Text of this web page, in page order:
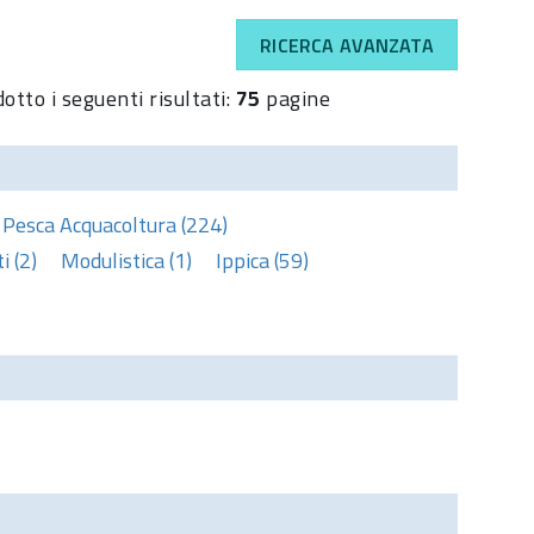
RICERCA AVANZATA
i seguenti risultati: 75 pagine
Pesca Acquacoltura (224)
(2) Modulistica (1)
Ippica (59)